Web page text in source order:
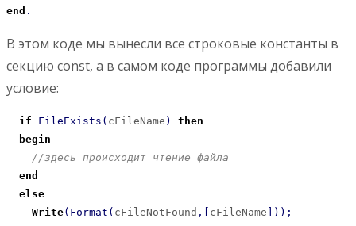
end .
В этом коде мы вынесли все строковые константы в
секцию const, а в самом коде программы добавили
условие:
if FileExists ( cFileName )
then
begin
//здесь происходит чтение файла
end
else
Write( Format ( сFileNotFound , cFileName ) ) ;